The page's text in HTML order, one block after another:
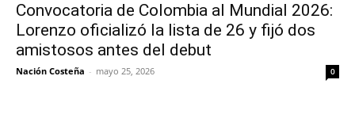
Convocatoria de Colombia al Mundial 2026:
Lorenzo oficializó la lista de 26 y fijó dos
amistosos antes del debut
Nación Costeña - mayo 25, 2026 0